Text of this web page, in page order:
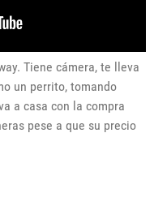
Tiene cámera, te lleva
un perrito, tomando
a casa con la compra
pese a que su precio